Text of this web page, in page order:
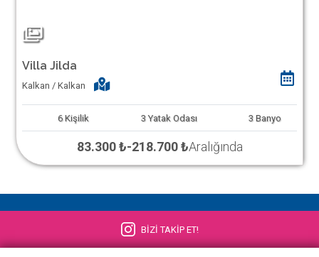
Villa Jilda
Kalkan / Kalkan
6 Kişilik 3 Yatak Odası 3 Banyo
83.300 ₺-218.700 ₺Aralığında
BİZİ TAKİP ET!